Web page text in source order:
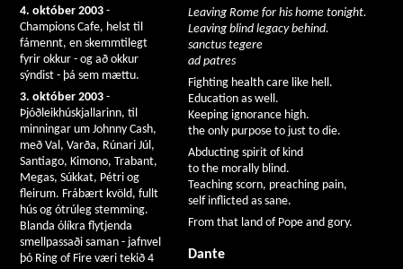
4. október 2003 -
Champions Cafe, helst til
fámennt, en skemmtilegt
fyrir okkur - og að okkur
sýndist - þá sem mættu.
3. október 2003 -
Þjóðleikhúskjallarinn, til
minningar um Johnny Cash,
með Val, Varða, Rúnari Júl,
Santiago, Kimono, Trabant,
Megas, Súkkat, Pétri og
fleirum. Frábært kvöld, fullt
hús og ótrúleg stemming.
Blanda ólíkra flytjenda
smellpassaði saman - jafnvel
þó Ring of Fire væri tekið 4
Leaving Rome for his home tonight.
Leaving blind legacy behind.
sanctus tegere
ad patres
Fighting health care like hell.
Education as well.
Keeping ignorance high.
the only purpose to just to die.
Abducting spirit of kind
to the morally blind.
Teaching scorn, preaching pain,
self inflicted as sane.
From that land of Pope and gory.
Dante